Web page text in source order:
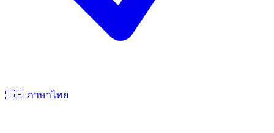
🇹🇭 ภาษาไทย